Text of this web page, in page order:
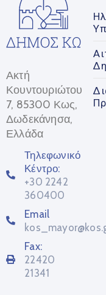
Ακτή
Κουντουριώτου
7, 85300 Κως,
Δωδεκάνησα,
Ελλάδα
Τηλεφωνικό
Κέντρο:
+30 2242
360400
Email
Fax:
22420
21341